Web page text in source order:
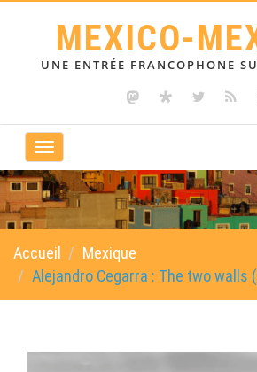
MEXICO-
UNE ENTRÉE FRANCOPHONE
Toggle
navigation
Accueil
Mexique
Alejandro Cegarra : The two walls